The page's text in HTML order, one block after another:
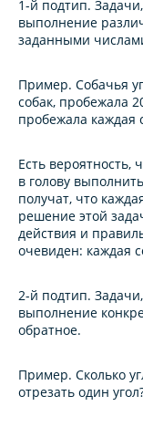
1-й подтип.
выполнение
заданными
Пример. Собачья
собак, пробежала
пробежала каждая
Есть вероятность,
в голову
получат, что
решение этой
действия и
очевиден: каждая
2-й подтип.
выполнение
обратное.
Пример. Сколько
отрезать один